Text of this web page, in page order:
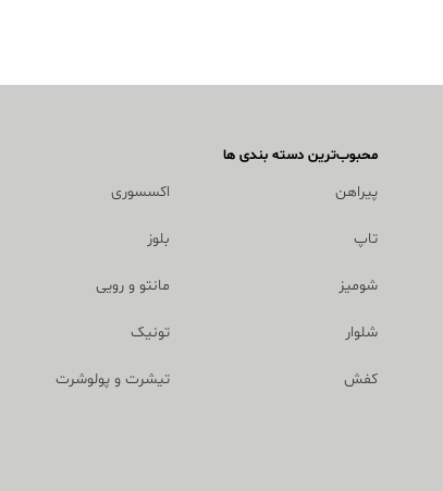
محبوب‌ترین دسته بندی ها
پیراهن
تاپ
شومیز
شلوار
کفش
اکسسوری
بلوز
مانتو و رویی
تونیک
تیشرت و پولوشرت